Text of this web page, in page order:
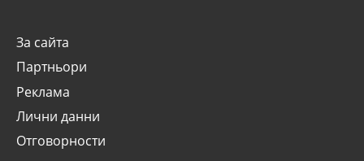
За сайта
Партньори
Реклама
Лични данни
Отговорности